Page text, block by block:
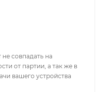
совпадать на
от партии, а так же в
вашего устройства